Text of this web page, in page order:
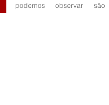
podemos observar são